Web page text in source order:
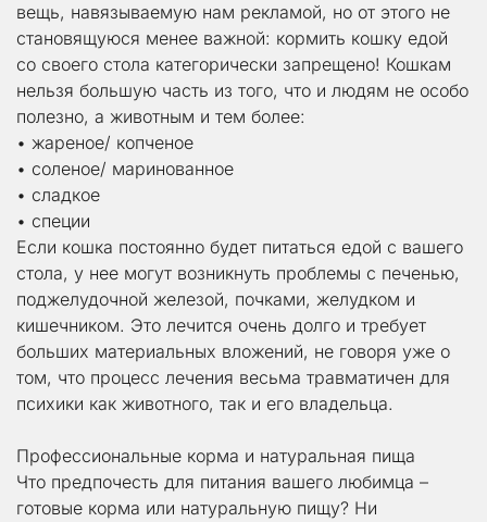
вещь, навязываемую нам рекламой, но от этого не
становящуюся менее важной: кормить кошку едой
со своего стола категорически запрещено! Кошкам
нельзя большую часть из того, что и людям не особо
полезно, а животным и тем более:
• жареное/ копченое
• соленое/ маринованное
• сладкое
• специи
Если кошка постоянно будет питаться едой с вашего
стола, у нее могут возникнуть проблемы с печенью,
поджелудочной железой, почками, желудком и
кишечником. Это лечится очень долго и требует
больших материальных вложений, не говоря уже о
том, что процесс лечения весьма травматичен для
психики как животного, так и его владельца.
Профессиональные корма и натуральная пища
Что предпочесть для питания вашего любимца –
готовые корма или натуральную пищу? Ни